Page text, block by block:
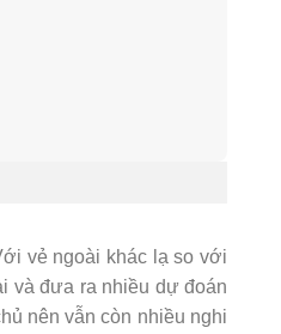
vẻ ngoài khác lạ so với
và đưa ra nhiều dự đoán
nên vẫn còn nhiều nghi